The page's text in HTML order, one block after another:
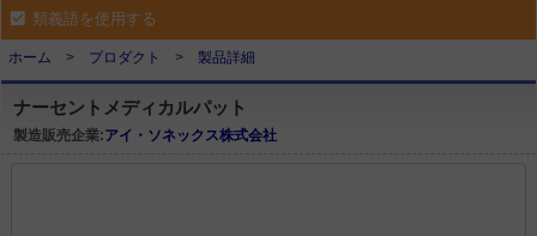
類義語を使用する
ホーム プロダクト 製品詳細
ナーセントメディカルパット
製造販売企業:アイ・ソネックス株式会社